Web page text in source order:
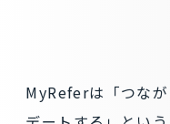
MyReferは「つな